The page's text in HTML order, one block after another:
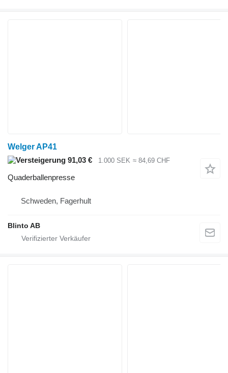
Welger AP41
91,03 €
1.000 SEK ≈ 84,69 CHF
Quaderballenpresse
Schweden, Fagerhult
Blinto AB